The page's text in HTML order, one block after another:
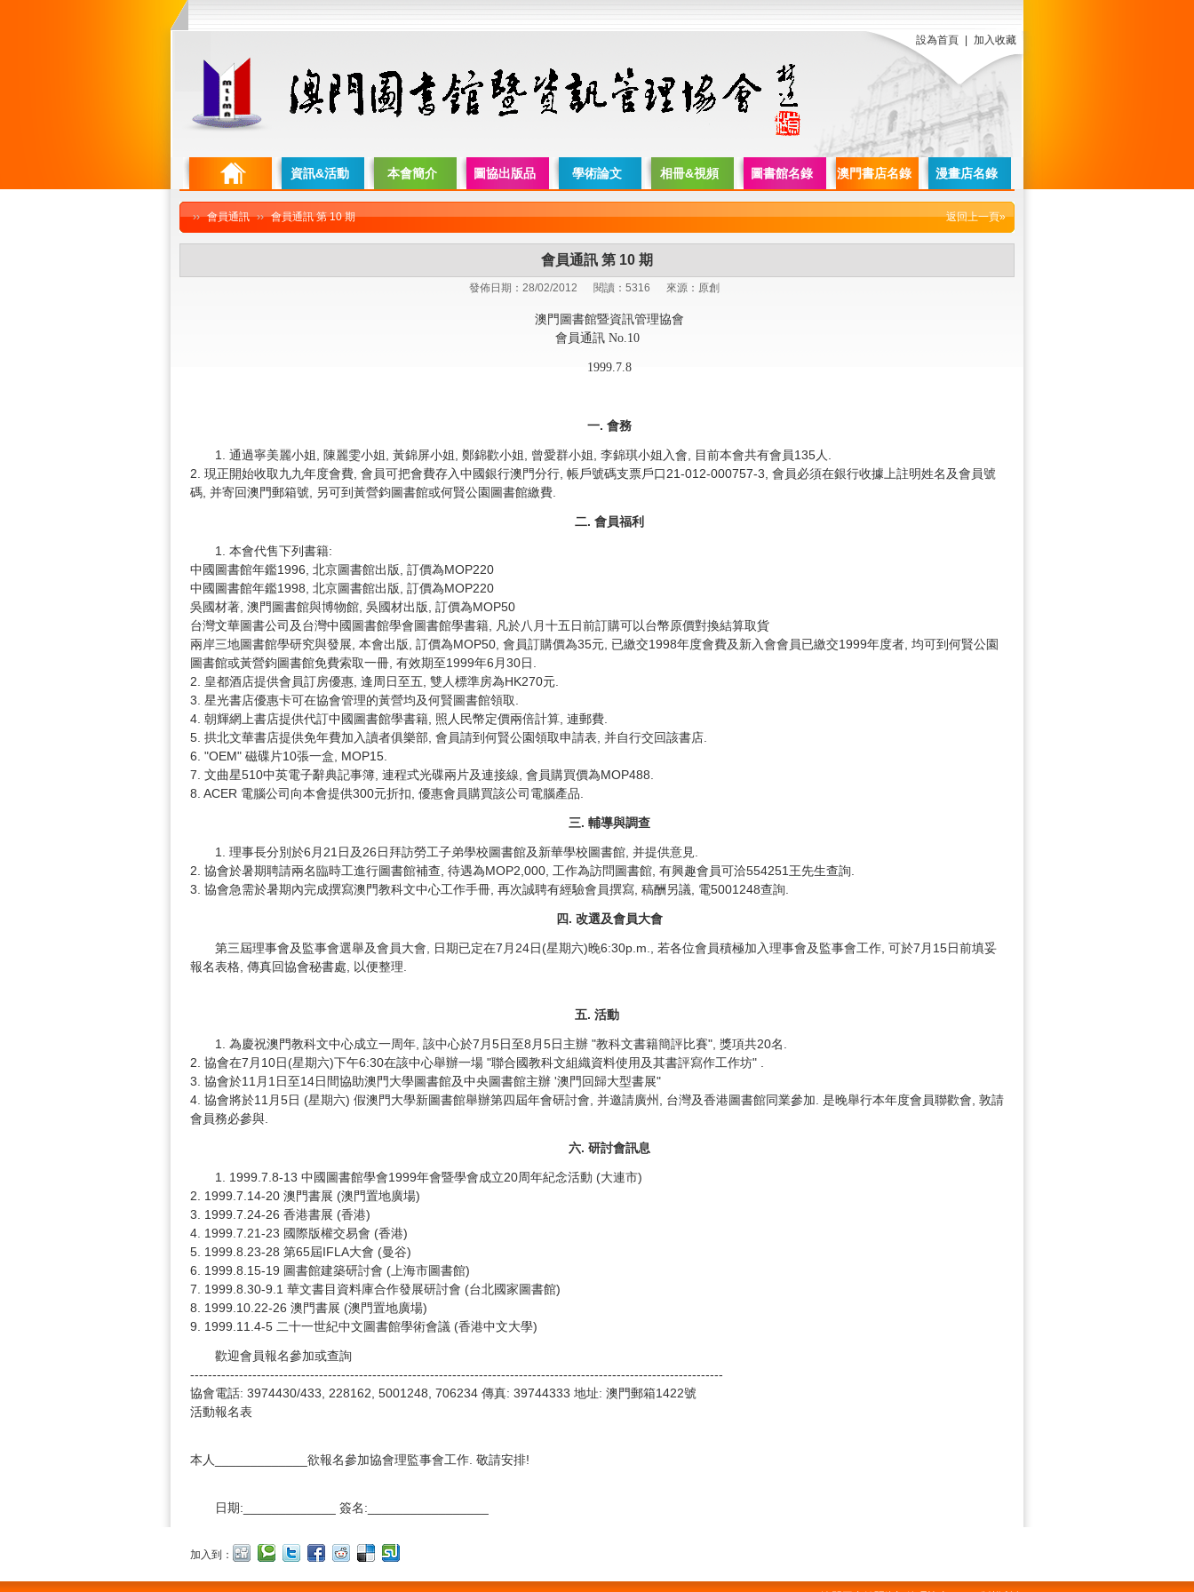
設為首頁 加入收藏
資訊&活動 本會簡介 圖協出版品 學術論文 相冊&視頻 圖書館名錄 澳門書店名錄 漫畫店名錄
›› 會員通訊 ›› 會員通訊 第 10 期 返回上一頁»
會員通訊 第 10 期
發佈日期：28/02/2012 閱讀：5316 來源：原創
澳門圖書館暨資訊管理協會
會員通訊 No.10
1999.7.8
一. 會務
1. 通過寧美麗小姐, 陳麗雯小姐, 黃錦屏小姐, 鄭錦歡小姐, 曾愛群小姐, 李錦琪小姐入會, 目前本會共有會員135人.
2. 現正開始收取九九年度會費, 會員可把會費存入中國銀行澳門分行, 帳戶號碼支票戶口21-012-000757-3, 會員必須在銀行收據上註明姓名及會員號
碼, 并寄回澳門郵箱號, 另可到黃營鈞圖書館或何賢公園圖書館繳費.
二. 會員福利
1. 本會代售下列書籍:
中國圖書館年鑑1996, 北京圖書館出版, 訂價為MOP220
中國圖書館年鑑1998, 北京圖書館出版, 訂價為MOP220
吳國材著, 澳門圖書館與博物館, 吳國材出版, 訂價為MOP50
台灣文華圖書公司及台灣中國圖書館學會圖書館學書籍, 凡於八月十五日前訂購可以台幣原價對換結算取貨
兩岸三地圖書館學研究與發展, 本會出版, 訂價為MOP50, 會員訂購價為35元, 已繳交1998年度會費及新入會會員已繳交1999年度者, 均可到何賢公園
圖書館或黃營鈞圖書館免費索取一冊, 有效期至1999年6月30日.
2. 皇都酒店提供會員訂房優惠, 逢周日至五, 雙人標準房為HK270元.
3. 星光書店優惠卡可在協會管理的黃營均及何賢圖書館領取.
4. 朝輝網上書店提供代訂中國圖書館學書籍, 照人民幣定價兩倍計算, 連郵費.
5. 拱北文華書店提供免年費加入讀者俱樂部, 會員請到何賢公園領取申請表, 并自行交回該書店.
6. "OEM" 磁碟片10張一盒, MOP15.
7. 文曲星510中英電子辭典記事簿, 連程式光碟兩片及連接線, 會員購買價為MOP488.
8. ACER 電腦公司向本會提供300元折扣, 優惠會員購買該公司電腦產品.
三. 輔導與調查
1. 理事長分別於6月21日及26日拜訪勞工子弟學校圖書館及新華學校圖書館, 并提供意見.
2. 協會於暑期聘請兩名臨時工進行圖書館補查, 待遇為MOP2,000, 工作為訪問圖書館, 有興趣會員可洽554251王先生查詢.
3. 協會急需於暑期內完成撰寫澳門教科文中心工作手冊, 再次誠聘有經驗會員撰寫, 稿酬另議, 電5001248查詢.
四. 改選及會員大會
第三屆理事會及監事會選舉及會員大會, 日期已定在7月24日(星期六)晚6:30p.m., 若各位會員積極加入理事會及監事會工作, 可於7月15日前填妥
報名表格, 傳真回協會秘書處, 以便整理.
五. 活動
1. 為慶祝澳門教科文中心成立一周年, 該中心於7月5日至8月5日主辦 "教科文書籍簡評比賽", 獎項共20名.
2. 協會在7月10日(星期六)下午6:30在該中心舉辦一場 "聯合國教科文組織資料使用及其書評寫作工作坊" .
3. 協會於11月1日至14日間協助澳門大學圖書館及中央圖書館主辦 '澳門回歸大型書展"
4. 協會將於11月5日 (星期六) 假澳門大學新圖書館舉辦第四屆年會研討會, 并邀請廣州, 台灣及香港圖書館同業參加. 是晚舉行本年度會員聯歡會, 敦請
會員務必參與.
六. 研討會訊息
1. 1999.7.8-13 中國圖書館學會1999年會暨學會成立20周年紀念活動 (大連市)
2. 1999.7.14-20 澳門書展 (澳門置地廣場)
3. 1999.7.24-26 香港書展 (香港)
4. 1999.7.21-23 國際版權交易會 (香港)
5. 1999.8.23-28 第65屆IFLA大會 (曼谷)
6. 1999.8.15-19 圖書館建築研討會 (上海市圖書館)
7. 1999.8.30-9.1 華文書目資料庫合作發展研討會 (台北國家圖書館)
8. 1999.10.22-26 澳門書展 (澳門置地廣場)
9. 1999.11.4-5 二十一世紀中文圖書館學術會議 (香港中文大學)
歡迎會員報名參加或查詢
------------------------------------------------------------------------------------------------------------------------
協會電話: 3974430/433, 228162, 5001248, 706234 傳真: 39744333 地址: 澳門郵箱1422號
活動報名表
本人_____________欲報名參加協會理監事會工作. 敬請安排!
日期:_____________ 簽名:_________________
加入到：